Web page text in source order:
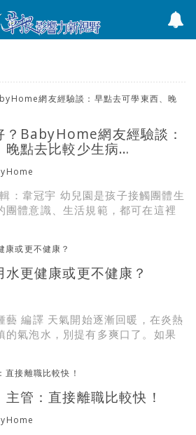
？BabyHome網友經驗談：
晚點去比較少生病…
韋冠宇 幼兒園是孩子接觸團體生
團體意識、生活規範，都可在這裡
更健康或更不健康？
編譯 天氣開始逐漸回暖，在炎熱
的氣泡水，別提有多爽口了。如果
管：直接離職比較快！